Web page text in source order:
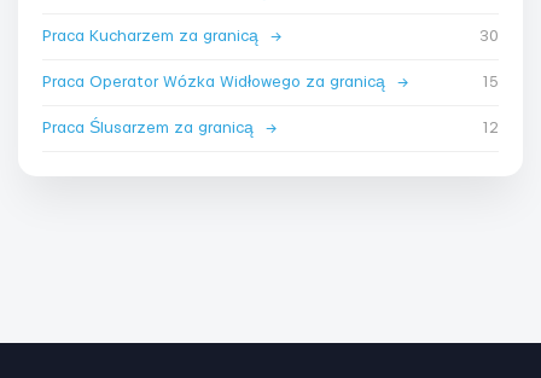
Praca Kucharzem za granicą → 30
Praca Operator Wózka Widłowego za granicą → 15
Praca Ślusarzem za granicą → 12